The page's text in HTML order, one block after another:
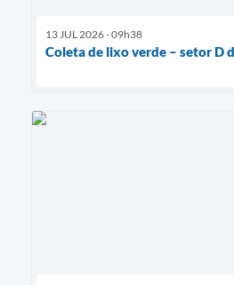
13 JUL 2026 - 09h38
Coleta de lixo verde – setor D